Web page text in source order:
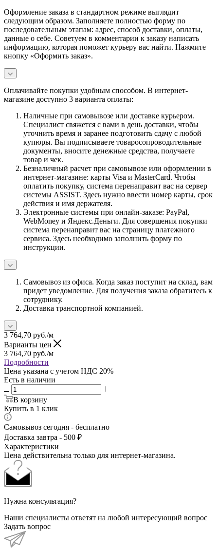
Оформление заказа в стандартном режиме выглядит
следующим образом. Заполняете полностью форму по
последовательным этапам: адрес, способ доставки, оплаты,
данные о себе. Советуем в комментарии к заказу написать
информацию, которая поможет курьеру вас найти. Нажмите
кнопку «Оформить заказ».
Оплачивайте покупки удобным способом. В интернет-
магазине доступно 3 варианта оплаты:
Наличные при самовывозе или доставке курьером.
Специалист свяжется с вами в день доставки, чтобы
уточнить время и заранее подготовить сдачу с любой
купюры. Вы подписываете товаросопроводительные
документы, вносите денежные средства, получаете
товар и чек.
Безналичный расчет при самовывозе или оформлении в
интернет-магазине: карты Visa и MasterCard. Чтобы
оплатить покупку, система перенаправит вас на сервер
системы ASSIST. Здесь нужно ввести номер карты, срок
действия и имя держателя.
Электронные системы при онлайн-заказе: PayPal,
WebMoney и Яндекс.Деньги. Для совершения покупки
система перенаправит вас на страницу платежного
сервиса. Здесь необходимо заполнить форму по
инструкции.
Самовывоз из офиса. Когда заказ поступит на склад, вам
придет уведомление. Для получения заказа обратитесь к
сотруднику.
Доставка транспортной компанией.
3 764,70 руб./м
Варианты цен
3 764,70 руб./м
Подробности
Цена указана с учетом НДС 20%
Есть в наличии
В корзину
Купить в 1 клик
Самовывоз сегодня - бесплатно
Доставка завтра - 500 ₽
Характеристики
Цена действительна только для интернет-магазина.
Нужна консультация?
Наши специалисты ответят на любой интересующий вопрос
Задать вопрос